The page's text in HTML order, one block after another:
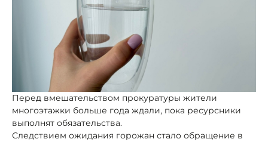
Перед вмешательством прокуратуры жители
многоэтажки больше года ждали, пока ресурсники
выполнят обязательства.
Следствием ожидания горожан стало обращение в